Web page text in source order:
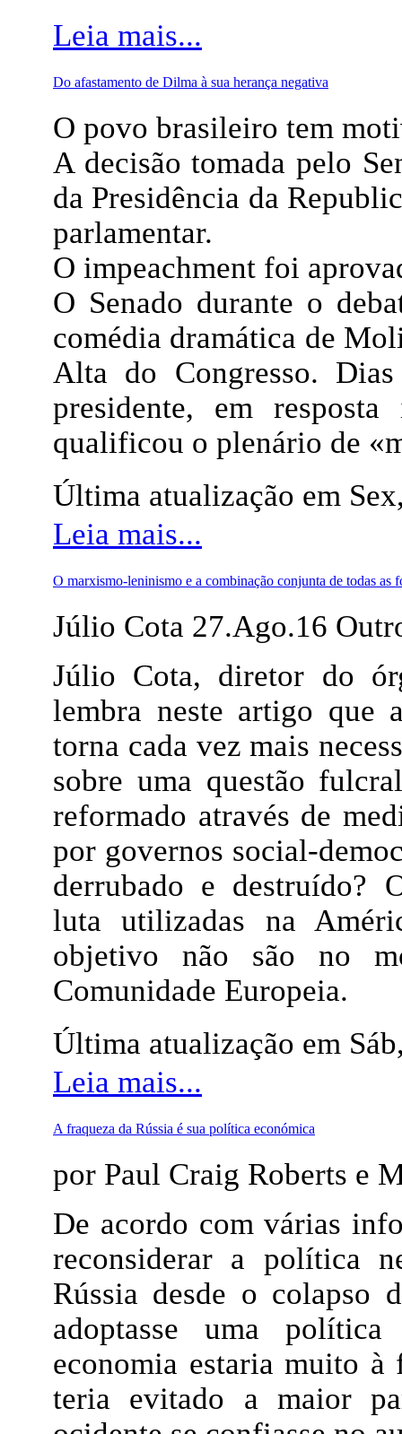
Leia mais...
Do afastamento de Dilma à sua herança negativa
O povo brasileiro tem
A decisão tomada pelo
da Presidência da
parlamentar.
O impeachment foi
O Senado durante o
comédia dramática de
Alta do Congresso.
presidente, em
qualificou o plenário de
Última atualização em
Leia mais...
O marxismo-leninismo e a combinação conjunta de todas as
Júlio Cota 27.Ago.16
Júlio Cota, diretor do
lembra neste artigo que
torna cada vez mais
sobre uma questão
reformado através de
por governos social-
derrubado e destruído?
luta utilizadas na
objetivo não são no
Comunidade Europeia.
Última atualização em
Leia mais...
A fraqueza da Rússia é sua política económica
por Paul Craig Roberts e
De acordo com várias
reconsiderar a política
Rússia desde o colapso
adoptasse uma
economia estaria muito
teria evitado a maior